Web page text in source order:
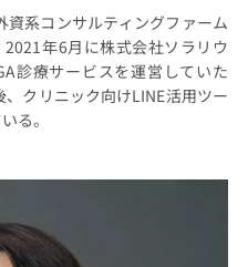
系コンサルティングファーム
年6月に株式会社ソラリウ
診療サービスを運営していた
クリニック向けLINE活用ツー
る。